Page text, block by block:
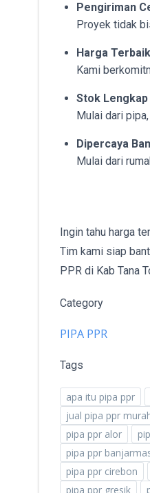
Pengiriman
Proyek tidak
Harga
Kami
Stok Lengkap
Mulai dari
Dipercaya
Mulai dari
Ingin tahu harga
Tim kami siap
PPR di Kab Tana
Category
PIPA PPR
Tags
apa itu pipa ppr
jual pipa ppr
pipa ppr alor
pipa ppr
pipa ppr cirebon
pipa ppr gresik